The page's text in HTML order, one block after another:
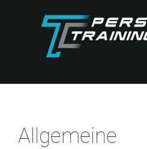
Allgemeine